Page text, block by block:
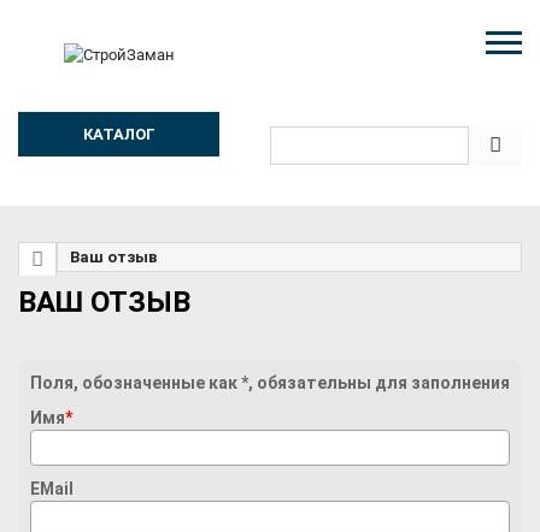
КАТАЛОГ
Ваш отзыв
ВАШ ОТЗЫВ
Поля, обозначенные как *, обязательны для заполнения
Имя*
EMail